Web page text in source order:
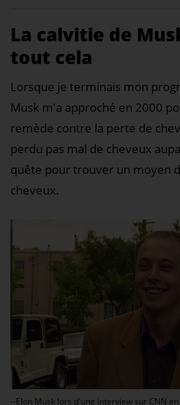
La calvitie de
tout cela
Lorsque je terminais mon
Musk m'a approché en 2000
remède contre la perte de
perdu pas mal de cheveux
quête pour trouver un moyen
cheveux.
--Elon Musk lors d'une interview sur CNN